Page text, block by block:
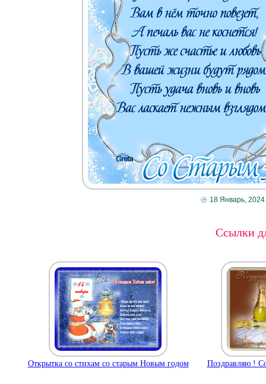
18 Январь, 2024
Ссылки
Открытка со стихам со старым Новым годом Поздравляю !